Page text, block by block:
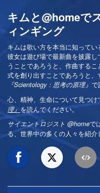
キムと@homeで
ィンギング
キムは歌い方を本当に知ってい
彼女は遊び場で最新曲を披露
うことであろうと、作曲する
式を創り出すことであろうと、
『Scientology：思考の原理』 で
心、精神、生命について見つけ
理』 を読んでください。
サイエントロジスト @homeで
る、世界中の多くの人々を紹介